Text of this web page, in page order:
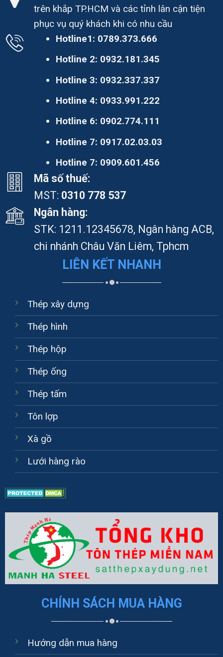
trên khắp TP.HCM và các tỉnh lân cận tiện
phục vụ quý khách khi có nhu cầu
Hotline1: 0789.373.666
Hotline 2: 0932.181.345
Hotline 3: 0932.337.337
Hotline 4: 0933.991.222
Hotline 6: 0902.774.111
Hotline 7: 0917.02.03.03
Hotline 7: 0909.601.456
Mã số thuế:
MST: 0310 778 537
Ngân hàng:
STK: 1211.12345678, Ngân hàng ACB,
chi nhánh Châu Văn Liêm, Tphcm
LIÊN KẾT NHANH
Thép xây dựng
Thép hình
Thép hộp
Thép ống
Thép tấm
Tôn lợp
Xà gồ
Lưới hàng rào
CHÍNH SÁCH MUA HÀNG
Hướng dẫn mua hàng